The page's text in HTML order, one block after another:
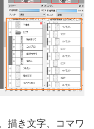
描き文字、コマワ